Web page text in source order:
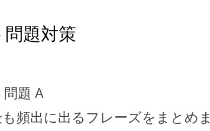
題対策
題 A
頻出に出るフレーズをまとめま